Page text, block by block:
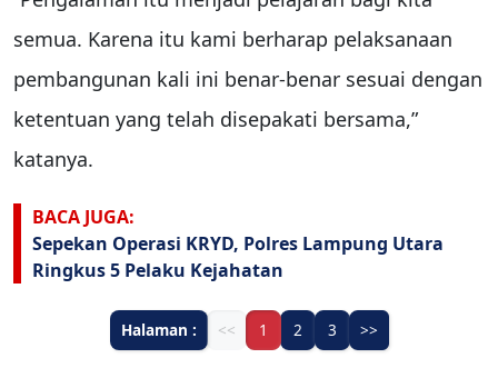
semua. Karena itu kami berharap pelaksanaan
pembangunan kali ini benar-benar sesuai dengan
ketentuan yang telah disepakati bersama,”
katanya.
BACA JUGA:
Sepekan Operasi KRYD, Polres Lampung Utara
Ringkus 5 Pelaku Kejahatan
Halaman : << 1 2 3 >>